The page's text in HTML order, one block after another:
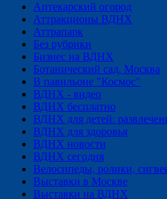
Аптекарский огород
Аттракционы ВДНХ
Аттрапарк
Без рубрики
Бизнес на ВДНХ
Ботанический сад, Москва
В павильоне "Космос"
ВДНХ - видео
ВДНХ бесплатно
ВДНХ для детей:
ВДНХ для здоровья
ВДНХ новости
ВДНХ сегодня
Велосипеды, ролики,
Выставки в Москве
Выставки на ВДНХ